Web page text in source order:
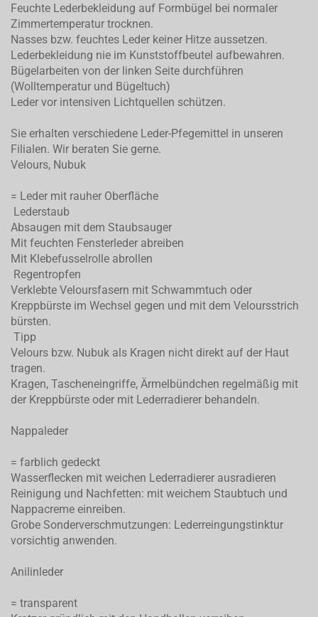
Feuchte Lederbekleidung auf Formbügel bei normaler
Zimmertemperatur trocknen.
Nasses bzw. feuchtes Leder keiner Hitze aussetzen.
Lederbekleidung nie im Kunststoffbeutel aufbewahren.
Bügelarbeiten von der linken Seite durchführen
(Wolltemperatur und Bügeltuch)
Leder vor intensiven Lichtquellen schützen.
Sie erhalten verschiedene Leder-Pfegemittel in unseren
Filialen. Wir beraten Sie gerne.
Velours, Nubuk
= Leder mit rauher Oberfläche
Lederstaub
Absaugen mit dem Staubsauger
Mit feuchten Fensterleder abreiben
Mit Klebefusselrolle abrollen
Regentropfen
Verklebte Veloursfasern mit Schwammtuch oder
Kreppbürste im Wechsel gegen und mit dem Veloursstrich
bürsten.
Tipp
Velours bzw. Nubuk als Kragen nicht direkt auf der Haut
tragen.
Kragen, Tascheneingriffe, Ärmelbündchen regelmäßig mit
der Kreppbürste oder mit Lederradierer behandeln.
Nappaleder
= farblich gedeckt
Wasserflecken mit weichen Lederradierer ausradieren
Reinigung und Nachfetten: mit weichem Staubtuch und
Nappacreme einreiben.
Grobe Sonderverschmutzungen: Lederreingungstinktur
vorsichtig anwenden.
Anilinleder
= transparent